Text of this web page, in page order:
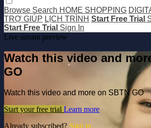
Browse Search HOME SHOPPING
TRỢ GIÚP LỊCH TRÌNH Start Free Trial
Start Free Trial Sign In
Live stream preview
Watch this video and
GO
Watch this video and more on SBTN GO
Start your free trial Learn more
Already subscribed? Sign in